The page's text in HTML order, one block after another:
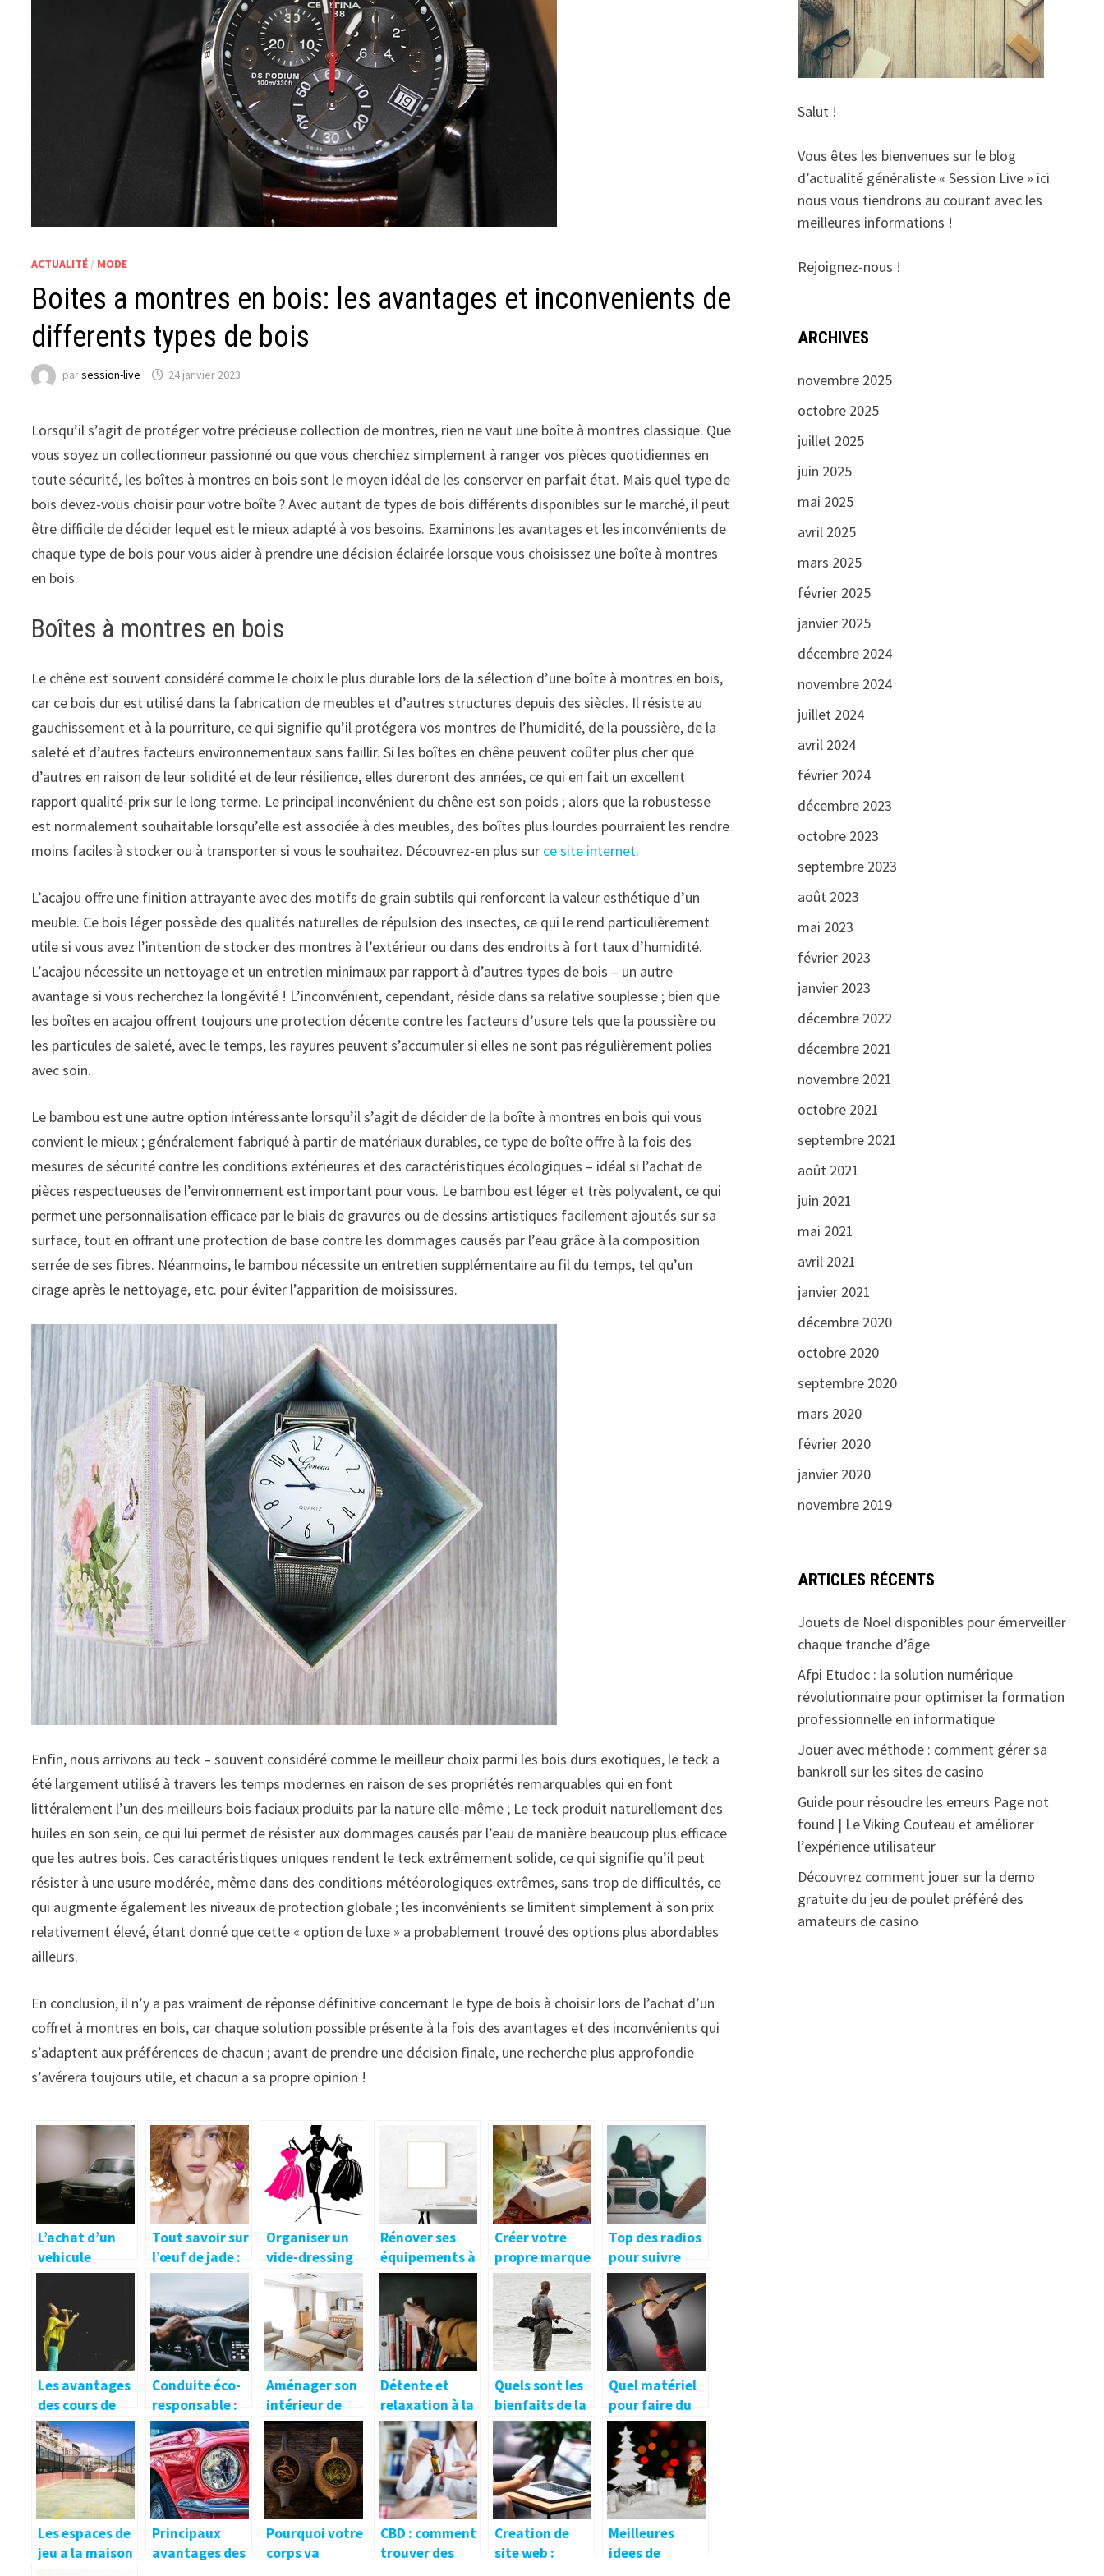
ACTUALITÉ / MODE
Boites a montres en bois: les avantages et inconvenients de
differents types de bois
parsession-live 24 janvier 2023
Lorsqu’il s’agit de protéger votre précieuse collection de montres, rien ne vaut une boîte à montres classique. Que
vous soyez un collectionneur passionné ou que vous cherchiez simplement à ranger vos pièces quotidiennes en
toute sécurité, les boîtes à montres en bois sont le moyen idéal de les conserver en parfait état. Mais quel type de
bois devez-vous choisir pour votre boîte ? Avec autant de types de bois différents disponibles sur le marché, il peut
être difficile de décider lequel est le mieux adapté à vos besoins. Examinons les avantages et les inconvénients de
chaque type de bois pour vous aider à prendre une décision éclairée lorsque vous choisissez une boîte à montres
en bois.
Boîtes à montres en bois
Le chêne est souvent considéré comme le choix le plus durable lors de la sélection d’une boîte à montres en bois,
car ce bois dur est utilisé dans la fabrication de meubles et d’autres structures depuis des siècles. Il résiste au
gauchissement et à la pourriture, ce qui signifie qu’il protégera vos montres de l’humidité, de la poussière, de la
saleté et d’autres facteurs environnementaux sans faillir. Si les boîtes en chêne peuvent coûter plus cher que
d’autres en raison de leur solidité et de leur résilience, elles dureront des années, ce qui en fait un excellent
rapport qualité-prix sur le long terme. Le principal inconvénient du chêne est son poids ; alors que la robustesse
est normalement souhaitable lorsqu’elle est associée à des meubles, des boîtes plus lourdes pourraient les rendre
moins faciles à stocker ou à transporter si vous le souhaitez. Découvrez-en plus sur ce site internet.
L’acajou offre une finition attrayante avec des motifs de grain subtils qui renforcent la valeur esthétique d’un
meuble. Ce bois léger possède des qualités naturelles de répulsion des insectes, ce qui le rend particulièrement
utile si vous avez l’intention de stocker des montres à l’extérieur ou dans des endroits à fort taux d’humidité.
L’acajou nécessite un nettoyage et un entretien minimaux par rapport à d’autres types de bois – un autre
avantage si vous recherchez la longévité ! L’inconvénient, cependant, réside dans sa relative souplesse ; bien que
les boîtes en acajou offrent toujours une protection décente contre les facteurs d’usure tels que la poussière ou
les particules de saleté, avec le temps, les rayures peuvent s’accumuler si elles ne sont pas régulièrement polies
avec soin.
Le bambou est une autre option intéressante lorsqu’il s’agit de décider de la boîte à montres en bois qui vous
convient le mieux ; généralement fabriqué à partir de matériaux durables, ce type de boîte offre à la fois des
mesures de sécurité contre les conditions extérieures et des caractéristiques écologiques – idéal si l’achat de
pièces respectueuses de l’environnement est important pour vous. Le bambou est léger et très polyvalent, ce qui
permet une personnalisation efficace par le biais de gravures ou de dessins artistiques facilement ajoutés sur sa
surface, tout en offrant une protection de base contre les dommages causés par l’eau grâce à la composition
serrée de ses fibres. Néanmoins, le bambou nécessite un entretien supplémentaire au fil du temps, tel qu’un
cirage après le nettoyage, etc. pour éviter l’apparition de moisissures.
Enfin, nous arrivons au teck – souvent considéré comme le meilleur choix parmi les bois durs exotiques, le teck a
été largement utilisé à travers les temps modernes en raison de ses propriétés remarquables qui en font
littéralement l’un des meilleurs bois faciaux produits par la nature elle-même ; Le teck produit naturellement des
huiles en son sein, ce qui lui permet de résister aux dommages causés par l’eau de manière beaucoup plus efficace
que les autres bois. Ces caractéristiques uniques rendent le teck extrêmement solide, ce qui signifie qu’il peut
résister à une usure modérée, même dans des conditions météorologiques extrêmes, sans trop de difficultés, ce
qui augmente également les niveaux de protection globale ; les inconvénients se limitent simplement à son prix
relativement élevé, étant donné que cette « option de luxe » a probablement trouvé des options plus abordables
ailleurs.
En conclusion, il n’y a pas vraiment de réponse définitive concernant le type de bois à choisir lors de l’achat d’un
coffret à montres en bois, car chaque solution possible présente à la fois des avantages et des inconvénients qui
s’adaptent aux préférences de chacun ; avant de prendre une décision finale, une recherche plus approfondie
s’avérera toujours utile, et chacun a sa propre opinion !
L’achat d’un
vehicule
d’occasion
Tout savoir sur
l’œuf de jade :
caracteristiqu
es, utilisations
et bienfaits
Organiser un
vide-dressing
pour optimiser
votre espace
Rénover ses
équipements à
domicile
Créer votre
propre marque
de lingerie à la
maison
Top des radios
pour suivre
toute
l’actualité du
monde
Les avantages
des cours de
chant
professionnels
Conduite éco-
responsable :
la prévoyance
par la
formation et
l’information
Aménager son
intérieur de
maison avec
des meubles à
multiple
fonction pour
une belle
habitation
Détente et
relaxation à la
maison après
le boulot :
comment y
arriver ?
Quels sont les
bienfaits de la
pêche ?
Quel matériel
pour faire du
crossfit ?
Les espaces de
jeu a la maison
Principaux
avantages des
Pourquoi votre
corps va
CBD : comment
trouver des
Creation de
site web :
Meilleures
idees de
Salut !
Vous êtes les bienvenues sur le blog
d’actualité généraliste « Session Live » ici
nous vous tiendrons au courant avec les
meilleures informations !
Rejoignez-nous !
ARCHIVES
novembre 2025
octobre 2025
juillet 2025
juin 2025
mai 2025
avril 2025
mars 2025
février 2025
janvier 2025
décembre 2024
novembre 2024
juillet 2024
avril 2024
février 2024
décembre 2023
octobre 2023
septembre 2023
août 2023
mai 2023
février 2023
janvier 2023
décembre 2022
décembre 2021
novembre 2021
octobre 2021
septembre 2021
août 2021
juin 2021
mai 2021
avril 2021
janvier 2021
décembre 2020
octobre 2020
septembre 2020
mars 2020
février 2020
janvier 2020
novembre 2019
ARTICLES RÉCENTS
Jouets de Noël disponibles pour émerveiller
chaque tranche d’âge
Afpi Etudoc : la solution numérique
révolutionnaire pour optimiser la formation
professionnelle en informatique
Jouer avec méthode : comment gérer sa
bankroll sur les sites de casino
Guide pour résoudre les erreurs Page not
found | Le Viking Couteau et améliorer
l’expérience utilisateur
Découvrez comment jouer sur la demo
gratuite du jeu de poulet préféré des
amateurs de casino